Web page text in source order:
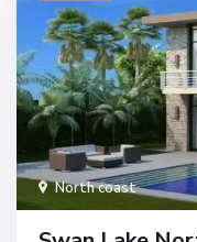
North coast